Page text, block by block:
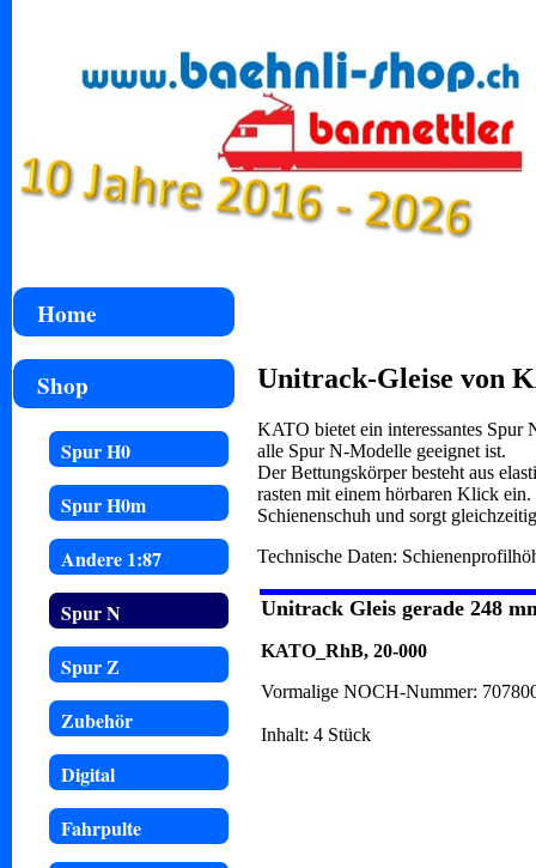
Home
Shop
Spur H0
Spur H0m
Andere 1:87
Spur N
Spur Z
Zubehör
Digital
Fahrpulte
Unitrack-Gleise von
KATO bietet ein interessantes Spur
alle Spur N-Modelle geeignet ist.
Der Bettungskörper besteht aus
rasten mit einem hörbaren Klick
Schienenschuh und sorgt
Technische Daten:
Unitrack Gleis gerade 248
KATO_RhB, 20-000
Vormalige NOCH-Nummer:
Inhalt: 4 Stück